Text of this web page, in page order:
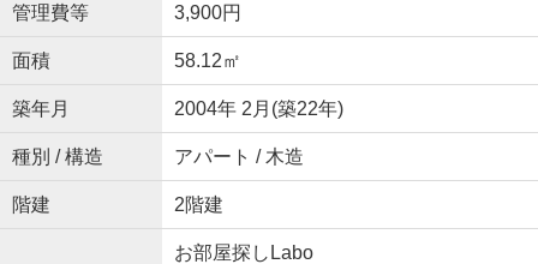
管理費等 3,900円
面積 58.12㎡
築年月 2004年 2月(築22年)
種別 / 構造 アパート / 木造
階建 2階建
お部屋探しLabo